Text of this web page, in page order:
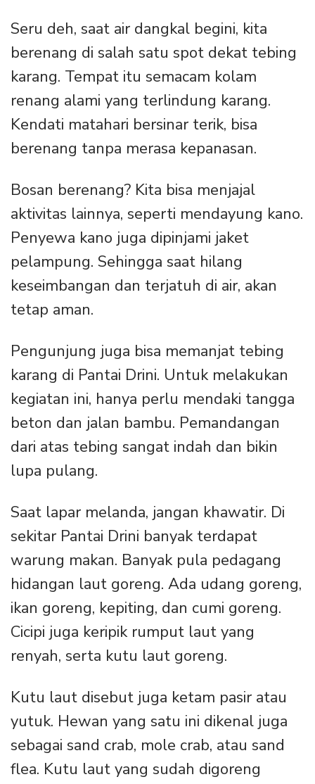
Seru deh, saat air dangkal begini, kita
berenang di salah satu spot dekat tebing
karang. Tempat itu semacam kolam
renang alami yang terlindung karang.
Kendati matahari bersinar terik, bisa
berenang tanpa merasa kepanasan.
Bosan berenang? Kita bisa menjajal
aktivitas lainnya, seperti mendayung kano.
Penyewa kano juga dipinjami jaket
pelampung. Sehingga saat hilang
keseimbangan dan terjatuh di air, akan
tetap aman.
Pengunjung juga bisa memanjat tebing
karang di Pantai Drini. Untuk melakukan
kegiatan ini, hanya perlu mendaki tangga
beton dan jalan bambu. Pemandangan
dari atas tebing sangat indah dan bikin
lupa pulang.
Saat lapar melanda, jangan khawatir. Di
sekitar Pantai Drini banyak terdapat
warung makan. Banyak pula pedagang
hidangan laut goreng. Ada udang goreng,
ikan goreng, kepiting, dan cumi goreng.
Cicipi juga keripik rumput laut yang
renyah, serta kutu laut goreng.
Kutu laut disebut juga ketam pasir atau
yutuk. Hewan yang satu ini dikenal juga
sebagai sand crab, mole crab, atau sand
flea. Kutu laut yang sudah digoreng